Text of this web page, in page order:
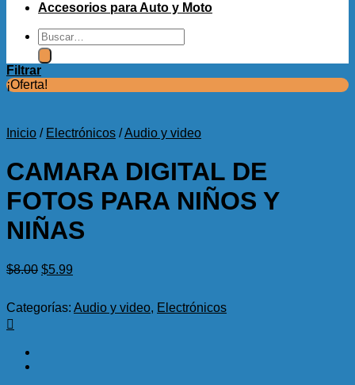
Accesorios para Auto y Moto
Buscar
por:
Filtrar
¡Oferta!
Inicio / Electrónicos /Audio y video
CAMARA DIGITAL DE
FOTOS PARA NIÑOS Y
NIÑAS
$8.00 El
era:
$5.99
es:
Categorías: Audio y video, Electrónicos